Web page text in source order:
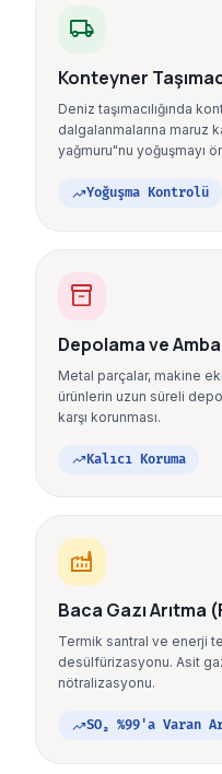
local_shipping
Konteyner
Deniz taşımacılığında
dalgalanmalarına maruz
yağmuru"nu yoğuşmayı
trending_upYoğuşma Kontrolü
inventory_2
Depolama ve
Metal parçalar, makine
ürünlerin uzun süreli
karşı korunması.
trending_upKalıcı Koruma
factory
Baca Gazı Arıtma
Termik santral ve enerji
desülfürizasyonu. Asit
nötralizasyonu.
trending_upSO₂ %99'a Varan